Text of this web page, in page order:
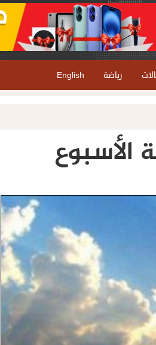
رياضة English
الأسبوع